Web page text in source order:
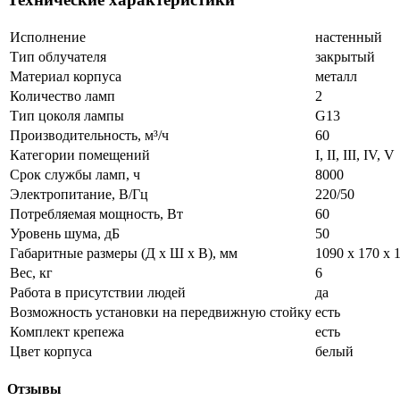
Исполнение
настенный
Тип облучателя
закрытый
Материал корпуса
металл
Количество ламп
2
Тип цоколя лампы
G13
Производительность, м³/ч
60
Категории помещений
I, II, III, IV, V
Срок службы ламп, ч
8000
Электропитание, В/Гц
220/50
Потребляемая мощность, Вт
60
Уровень шума, дБ
50
Габаритные размеры (Д х Ш х В), мм
1090 х 170 х
Вес, кг
6
Работа в присутствии людей
да
Возможность установки на передвижную стойку есть
Комплект крепежа
есть
Цвет корпуса
белый
Отзывы